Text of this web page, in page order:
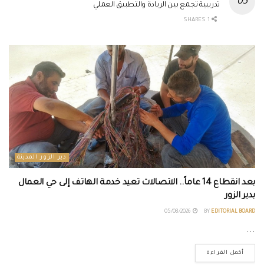
تدريبية تجمع بين الريادة والتطبيق العملي
دير الزور المدينة
بعد انقطاع 14 عاماً.. الاتصالات تعيد خدمة الهاتف إلى حي العمال
بدير الزور
BY EDITORIAL BOARD
...
أكمل القراءة